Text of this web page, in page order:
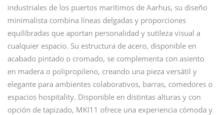
industriales de los puertos marítimos de Aarhus, su diseño
minimalista combina líneas delgadas y proporciones
equilibradas que aportan personalidad y sutileza visual a
cualquier espacio. Su estructura de acero, disponible en
acabado pintado o cromado, se complementa con asiento
en madera o polipropileno, creando una pieza versátil y
elegante para ambientes colaborativos, barras, comedores o
espacios hospitality. Disponible en distintas alturas y con
opción de tapizado, MKI11 ofrece una experiencia cómoda y